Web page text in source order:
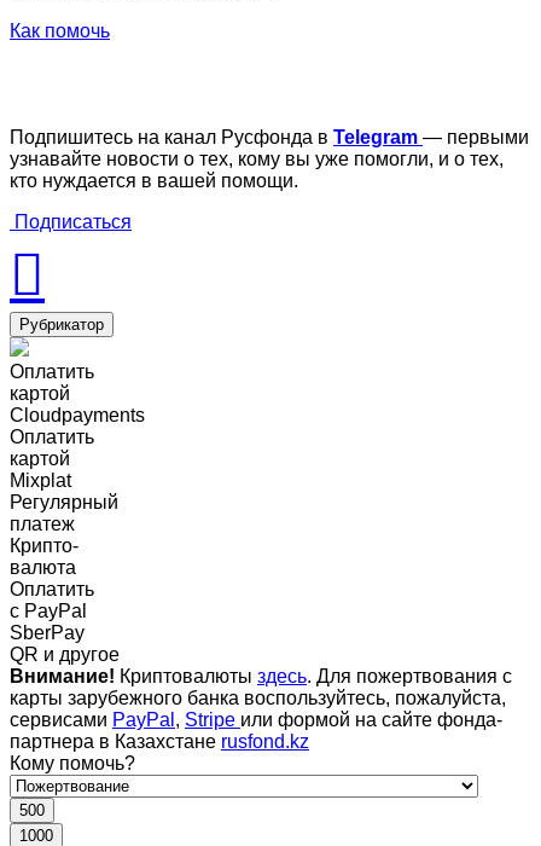
Как помочь
Подпишитесь на канал Русфонда в Telegram — первыми
узнавайте новости о тех, кому вы уже помогли, и о тех,
кто нуждается в вашей помощи.
Подписаться
Рубрикатор
Оплатить
картой
Cloudpayments
Оплатить
картой
Mixplat
Регулярный
платеж
Крипто-
валюта
Оплатить
c PayPal
SberPay
QR и другое
Внимание! Криптовалюты здесь. Для пожертвования с
карты зарубежного банка воспользуйтесь, пожалуйста,
сервисами PayPal , Stripe или формой на сайте фонда-
партнера в Казахстане rusfond.kz
Кому помочь?
500
1000